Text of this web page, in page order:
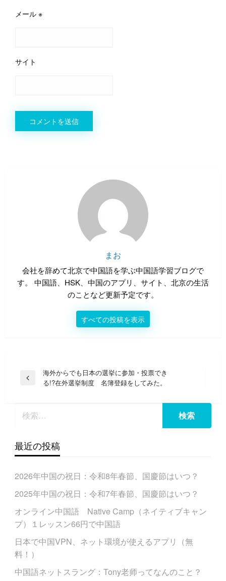
メール ※
サイト
まお
会社を辞めて北京で中国語を学ぶ中国語学習ブログで
す。 中国語、HSK、中国のアプリ、サイト、北京の生活
のことなど更新予定です。
すべての投稿を表示
投
ビ
ー
シ
ョ
稿
海外からでも日本の選挙に参加・投票でき
る!?在外選挙制度 名簿登録をしてみた。
最近の投稿
2026年中国の祝日：令和8年春節、国慶節はいつ？
2025年中国の祝日：令和7年春節、国慶節はいつ？
オンライン中国語 Native Camp（ネイティブキャン
プ）１レッスン66円で中国語
日本で中国VPN、ネット環境が使えるアプリ（無
料！）
中国語ネットスラング：Tony老师ってなんのこと？